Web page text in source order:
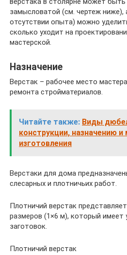
замысловатой (см. чертеж ниже),
отсутствии опыта) можно
сколько уходит на
мастерской.
Назначение
Верстак – рабочее место
ремонта стройматериалов.
Читайте также: Виды
конструкции, назначению и
изготовления
Верстаки для дома
слесарных и плотничьих работ.
Плотничий верстак
размеров (1×6 м), который имеет
заготовок.
Плотничий верстак